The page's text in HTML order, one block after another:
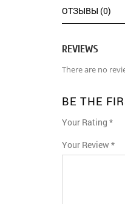
ОТЗЫВЫ (0)
REVIEWS
There are no
BE THE
Your Rating *
Your Review *